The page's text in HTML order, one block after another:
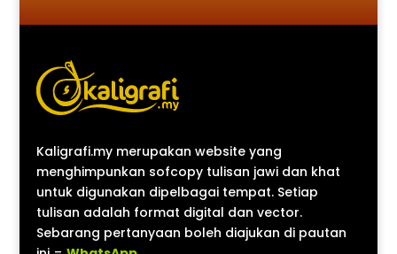
Kaligrafi.my merupakan website yang
menghimpunkan sofcopy tulisan jawi dan khat
untuk digunakan dipelbagai tempat. Setiap
tulisan adalah format digital dan vector.
Sebarang pertanyaan boleh diajukan di pautan